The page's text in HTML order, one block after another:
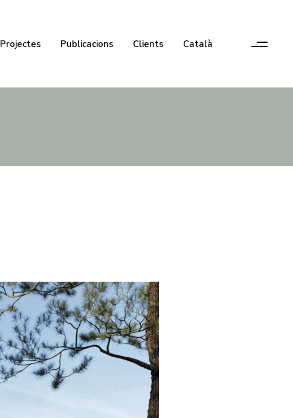
Projectes Publicacions Clients Català